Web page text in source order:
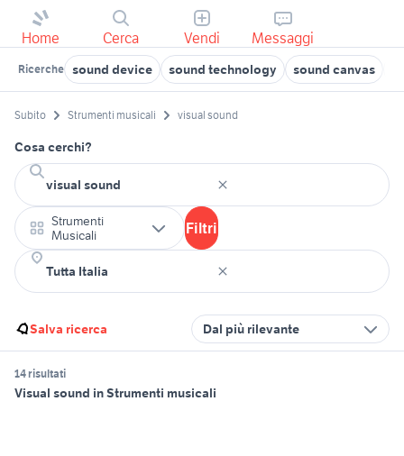
Home Cerca Vendi Messaggi
Ricerche sound device sound technology sound canvas
Subito Strumenti musicali visual sound
Cosa cerchi?
Strumenti
Musicali
Filtri
Salva ricerca Dal più rilevante
14 risultati
Visual sound in Strumenti musicali